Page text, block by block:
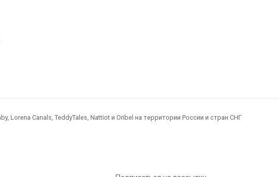
Canals, TeddyTales, Nattiot и Oribel на территории России и стран СНГ